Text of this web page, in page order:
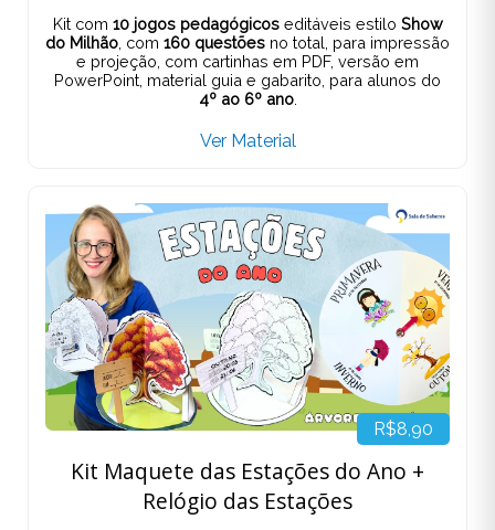
Kit com 10 jogos pedagógicoseditáveis estilo Show
do Milhão , com 160 questões no total, para impressão
e projeção, com cartinhas em PDF, versão em
PowerPoint, material guia e gabarito, para alunos do
4º ao 6º ano.
Ver Material
R$8,90
Kit Maquete das Estações do Ano +
Relógio das Estações